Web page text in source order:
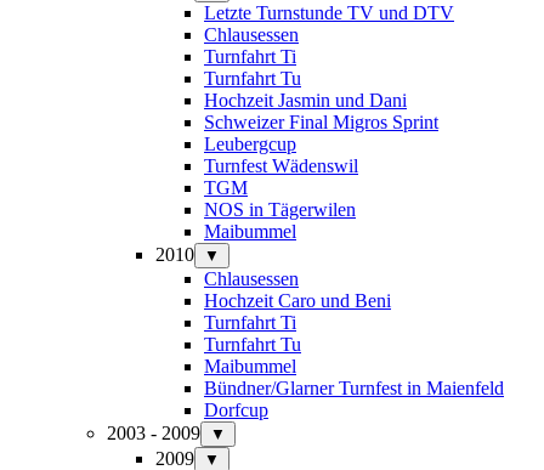
Letzte Turnstunde TV und DTV
Chlausessen
Turnfahrt Ti
Turnfahrt Tu
Hochzeit Jasmin und Dani
Schweizer Final Migros Sprint
Leubergcup
Turnfest Wädenswil
TGM
NOS in Tägerwilen
Maibummel
2010
▼
Chlausessen
Hochzeit Caro und Beni
Turnfahrt Ti
Turnfahrt Tu
Maibummel
Bündner/Glarner Turnfest in Maienfeld
Dorfcup
2003 - 2009
▼
2009 ▼